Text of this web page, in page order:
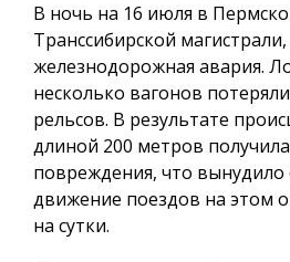
В ночь на 16 июля в
Транссибирской магистрали,
железнодорожная авария.
несколько вагонов
рельсов. В результате
длиной 200 метров
повреждения, что вынудило
движение поездов на этом
на сутки.